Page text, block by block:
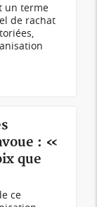
un terme
de rachat
: «
que
ce